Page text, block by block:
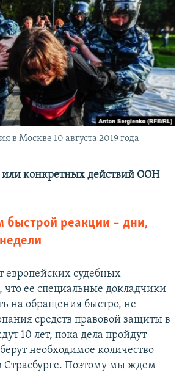
в Москве 10 августа 2019 года
или конкретных действий ООН
реакции – дни,
европейских судебных
что ее специальные докладчики
на обращения быстро, не
средств правовой защиты в
10 лет, пока дела пройдут
необходимое количество
Страсбурге. Поэтому мы ждем